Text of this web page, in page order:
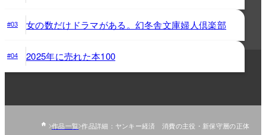
#03 女の数だけドラマがある。幻冬舎文庫婦人倶楽部
#04 2025年に売れた本100
作品一覧 作品詳細：ヤンキー経済 消費の主役・新保守層の正体